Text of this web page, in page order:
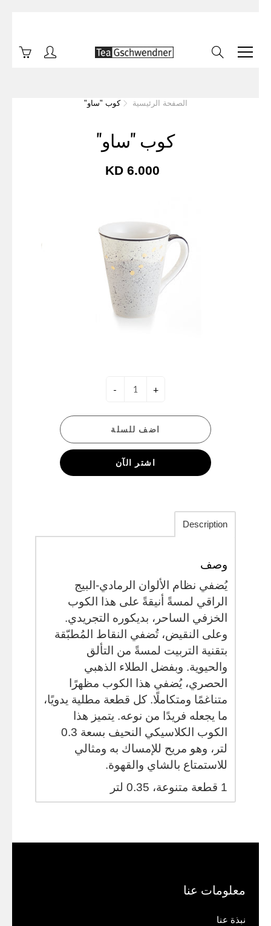
Content
Search
الصفحة الرئيسية كوب "ساو"
كوب "ساو"
6.000 KD
- +
اضف للسلة
اشتر الآن
Description
وصف
يُضفي نظام الألوان الرمادي-البيج
الراقي لمسةً أنيقةً على هذا الكوب
الخزفي الساحر، بديكوره التجريدي.
وعلى النقيض، تُضفي النقاط المُطبّقة
بتقنية التربيت لمسةً من التألق
والحيوية. وبفضل الطلاء الذهبي
الحصري، يُضفي هذا الكوب مظهرًا
متناغمًا ومتكاملًا. كل قطعة مطلية يدويًا،
ما يجعله فريدًا من نوعه. يتميز هذا
الكوب الكلاسيكي النحيف بسعة 0.3
لتر، وهو مريح للإمساك به ومثالي
للاستمتاع بالشاي والقهوة.
1 قطعة متنوعة،
0.35 لتر
معلومات عنا
نبذة عنا